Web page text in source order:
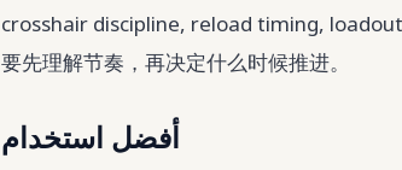
crosshair discipline, reload timing,
要先理解节奏，再决定什么时候推进。
أفضل استخدام